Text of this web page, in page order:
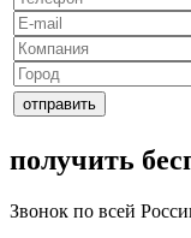
получить
Звонок по всей